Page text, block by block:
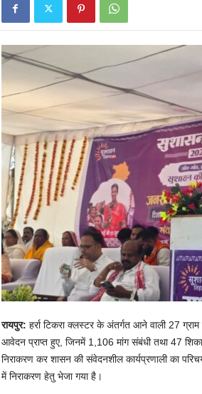
रायपुर: हर्रा टिकरा क्लस्टर के अंतर्गत आने वाली 27
आवेदन प्राप्त हुए, जिनमें 1,106 मांग संबंधी तथा 47
निराकरण कर शासन की संवेदनशील कार्यप्रणाली का
में निराकरण हेतु भेजा गया है।